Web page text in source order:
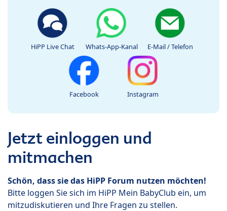
HiPP Live Chat Whats-App-Kanal E-Mail / Telefon
Facebook Instagram
Jetzt einloggen und
mitmachen
Schön, dass sie das HiPP Forum nutzen möchten!
Bitte loggen Sie sich im HiPP Mein BabyClub ein, um
mitzudiskutieren und Ihre Fragen zu stellen.